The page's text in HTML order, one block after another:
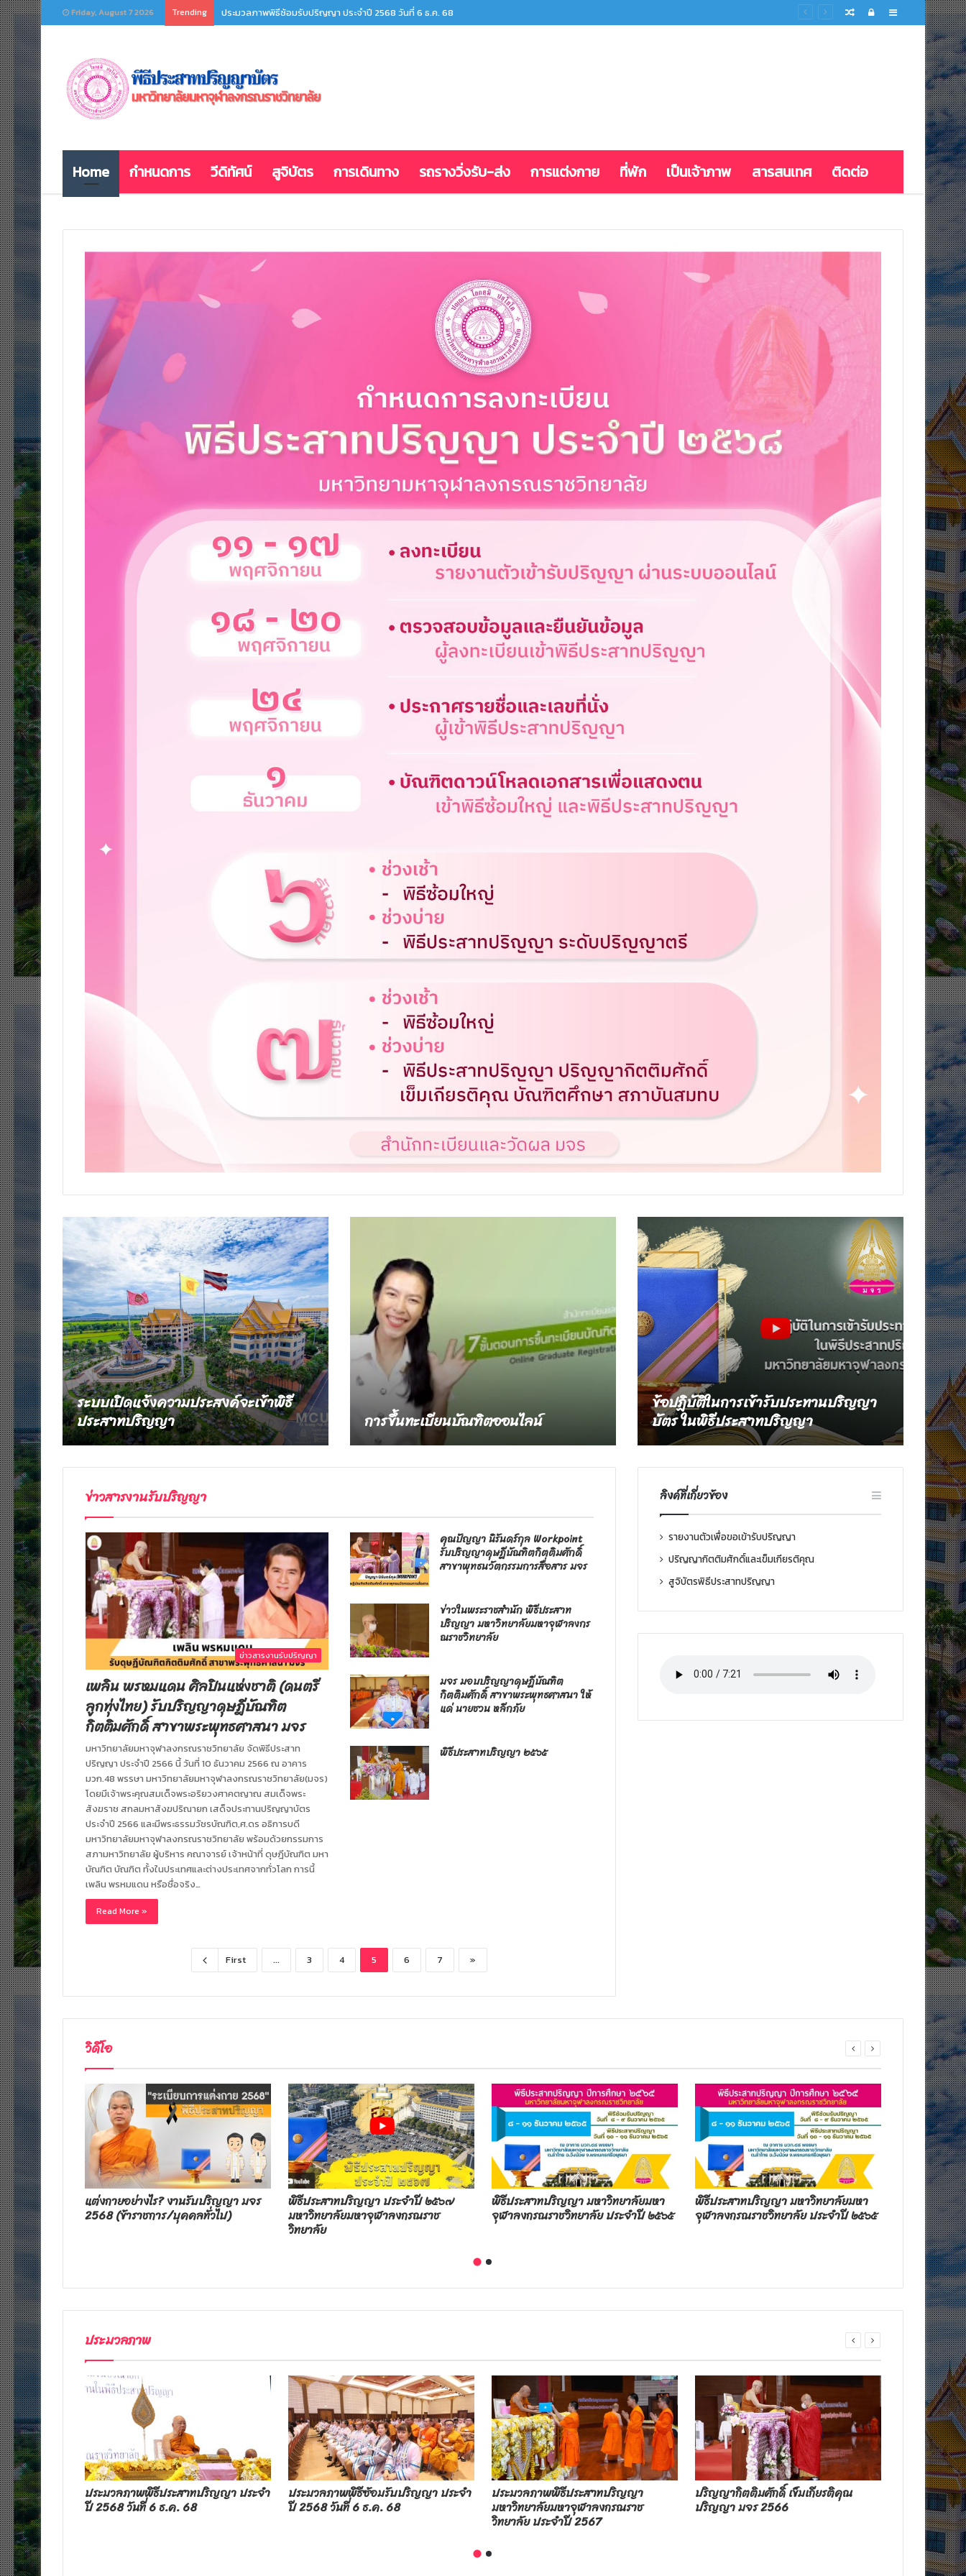
Friday, August 7 2026 Trending สูจิบัตรพิธีประสาทปริญญา ประจำปี ๒๕๖๘ Sidebar
Log
Random
Home กำหนดการ วีดิทัศน์ สูจิบัตร การเดินทาง รถรางวิ่งรับ-ส่ง การแต่งกาย ที่พัก เป็นเจ้าภาพ สารสนเทศ ติดต่อ
ระบบเปิดแจ้งความประสงค์จะเข้าพิธี
ประสาทปริญญา การขึ้นทะเบียนบัณฑิตออนไลน์
ข้อปฏิบัติในการเข้ารับประทานปริญญา
บัตร ในพิธีประสาทปริญญา
ข่าวสารงานรับปริญญา
ข่าวสารงานรับปริญญา
เพลิน พรหมแดน ศิลปินแห่งชาติ (ดนตรี
ลูกทุ่งไทย) รับปริญญาดุษฎีบัณฑิต
กิตติมศักดิ์ สาขาพระพุทธศาสนา มจร
มหาวิทยาลัยมหาจุฬาลงกรณราชวิทยาลัย จัดพิธีประสาท
ปริญญา ประจำปี 2566 นี้ วันที่ 10 ธันวาคม 2566 ณ อาคาร
มวก.48 พรรษา มหาวิทยาลัยมหาจุฬาลงกรณราชวิทยาลัย(มจร)
โดยมีเจ้าพระคุณสมเด็จพระอริยวงศาคตญาณ สมเด็จพระ
สังฆราช สกลมหาสังฆปริณายก เสด็จประทานปริญญาบัตร
ประจำปี 2566 และมีพระธรรมวัชรบัณฑิต,ศ.ดร อธิการบดี
มหาวิทยาลัยมหาจุฬาลงกรณราชวิทยาลัย พร้อมด้วยกรรมการ
สภามหาวิทยาลัย ผู้บริหาร คณาจารย์ เจ้าหน้าที่ ดุษฎีบัณฑิต มหา
บัณฑิต บัณฑิต ทั้งในประเทศและต่างประเทศจากทั่วโลก การนี้
เพลิน พรหมแดน หรือชื่อจริง…
Read More »
คุณปัญญา นิรันดร์กุล Workpoint
รับปริญญาดุษฎีบัณฑิตกิตติมศักดิ์
สาขาพุทธนวัตกรรมการสื่อสาร มจร
ข่าวในพระราชสำนัก พิธีประสาท
ปริญญา มหาวิทยาลัยมหาจุฬาลงกร
ณราชวิทยาลัย
มจร มอบปริญญาดุษฎีบัณฑิต
กิตติมศักดิ์ สาขาพระพุทธศาสนา ให้
แด่ นายชวน หลีกภัย
พิธีประสาทปริญญา ๒๕๖๕
First ... 3 4 5 6 7 »
ลิงค์ที่เกี่ยวข้อง
รายงานตัวเพื่อขอเข้ารับปริญญา
ปริญญากิตติมศักดิ์และเข็มเกียรติคุณ
สูจิบัตรพิธีประสาทปริญญา
วิดีโอ
ธิการบดี
มยินดี ผู้
แต่งกายอย่างไร? งานรับปริญญา มจร
2568 (ข้าราชการ/บุคคลทั่วไป)
พิธีประสาทปริญญา ประจำปี ๒๕๖๗
มหาวิทยาลัยมหาจุฬาลงกรณราช
วิทยาลัย
พิธีประสาทปริญญา มหาวิทยาลัยมหา
จุฬาลงกรณราชวิทยาลัย ประจำปี ๒๕๖๕
พิธีประสาทปริญญา มหาวิทยาลัยมหา
จุฬาลงกรณราชวิทยาลัย ประจำปี ๒๕๖๕
ข่าวในพระร
ปริญญา มห
ราชวิทยาลัย
ประมวลภาพ
ฑิต
นา ให้แด่
ประมวลภาพพิธีประสาทปริญญา ประจำ
ปี 2568 วันที่ 6 ธ.ค. 68
ประมวลภาพพิธีซ้อมรับปริญญา ประจำ
ปี 2568 วันที่ 6 ธ.ค. 68
ประมวลภาพพิธีประสาทปริญญา
มหาวิทยาลัยมหาจุฬาลงกรณราช
วิทยาลัย ประจำปี 2567
ปริญญากิตติมศักดิ์ เข็มเกียรติคุณ
ปริญญา มจร 2566
ประมวลภา
ปริญญา (ภา
พ.ศ.๒๕๖๖